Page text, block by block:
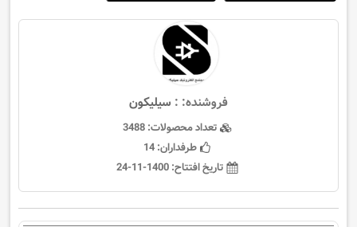
فروشنده: : سيليكون
تعداد محصولات:3488
طرفداران:14
تاریخ افتتاح:1400-11-24